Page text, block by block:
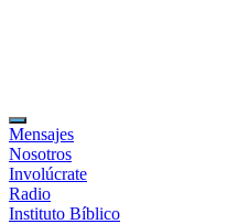
Mensajes
Nosotros
Involúcrate
Radio
Instituto Bíblico